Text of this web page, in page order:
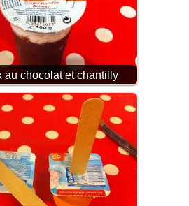
au chocolat et chantilly